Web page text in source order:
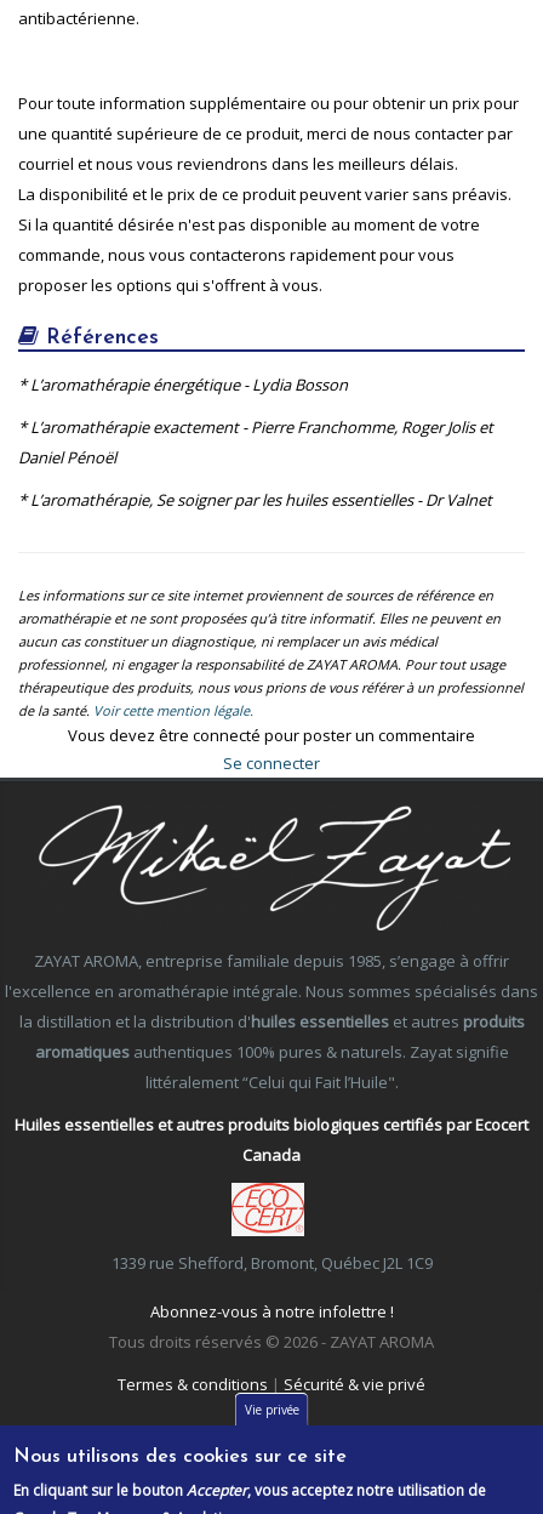
antibactérienne.
Pour toute information supplémentaire ou pour obtenir un prix pour
une quantité supérieure de ce produit, merci de nous contacter par
courriel et nous vous reviendrons dans les meilleurs délais.
La disponibilité et le prix de ce produit peuvent varier sans préavis.
Si la quantité désirée n'est pas disponible au moment de votre
commande, nous vous contacterons rapidement pour vous
proposer les options qui s'offrent à vous.
Références
* L’aromathérapie énergétique - Lydia Bosson
* L’aromathérapie exactement - Pierre Franchomme, Roger Jolis et
Daniel Pénoël
* L’aromathérapie, Se soigner par les huiles essentielles - Dr Valnet
Les informations sur ce site internet proviennent de sources de référence en
aromathérapie et ne sont proposées qu’à titre informatif. Elles ne peuvent en
aucun cas constituer un diagnostique, ni remplacer un avis médical
professionnel, ni engager la responsabilité de ZAYAT AROMA. Pour tout usage
thérapeutique des produits, nous vous prions de vous référer à un professionnel
de la santé. Voir cette mention légale.
Vous devez être connecté pour poster un commentaire
Se connecter
ZAYAT AROMA, entreprise familiale depuis 1985, s’engage à offrir
l'excellence en aromathérapie intégrale. Nous sommes spécialisés dans
la distillation et la distribution d'huiles essentielleset autres produits
aromatiquesauthentiques 100% pures & naturels. Zayat signifie
littéralement “Celui qui Fait l’Huile".
Huiles essentielles et autres produits biologiques certifiés par Ecocert
Canada
1339 rue Shefford, Bromont, Québec J2L 1C9
Abonnez-vous à notre infolettre !
Tous droits réservés © 2026 - ZAYAT AROMA
Termes & conditions | Sécurité & vie privé
Vie privée
Nous utilisons des cookies sur ce site
En cliquant sur le boutonAccepter, vous acceptez notre utilisation de